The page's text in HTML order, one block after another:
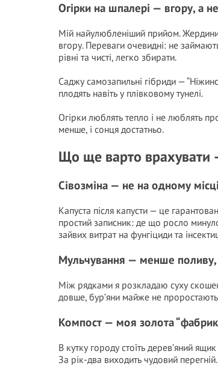
Огірки на шпалері — вгору, а
Мій найулюбленіший прийом.
вгору. Переваги очевидні: не
рівні та чисті, легко збирати.
Саджу самозапильні гібриди —
плодять навіть у плівковому тунелі.
Огірки люблять тепло і не люблять
менше, і сонця достатньо.
Що ще варто врахувати
Сівозміна — не на одному
Капуста після капусти — це
простий записник: де що росло
зайвих витрат на фунгіциди та
Мульчування — менше поливу,
Між рядками я розкладаю суху
довше, бур’яни майже не
Компост — моя золота
В кутку городу стоїть дерев’яний
За рік-два виходить чудовий